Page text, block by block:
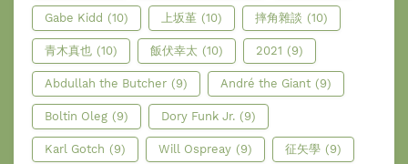
Gabe Kidd (10) 上坂堇 (10) 摔角雜談 (10)
青木真也 (10) 飯伏幸太 (10) 2021 (9)
Abdullah the Butcher (9) André the Giant (9)
Boltin Oleg (9) Dory Funk Jr. (9)
Karl Gotch (9) Will Ospreay (9) 征矢學 (9)